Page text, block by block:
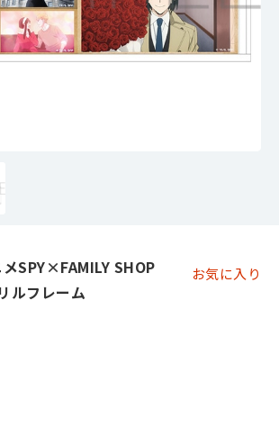
SPY×FAMILY SHOP
ルフレーム
お気に入り